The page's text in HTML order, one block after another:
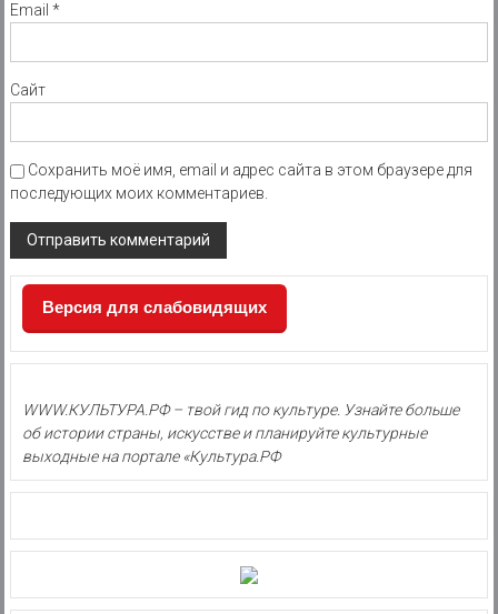
Email *
Сайт
Сохранить моё имя, email и адрес сайта в этом браузере для
последующих моих комментариев.
Версия для слабовидящих
WWW.КУЛЬТУРА.РФ – твой гид по культуре. Узнайте больше
об истории страны, искусстве и планируйте культурные
выходные на портале «Культура.РФ